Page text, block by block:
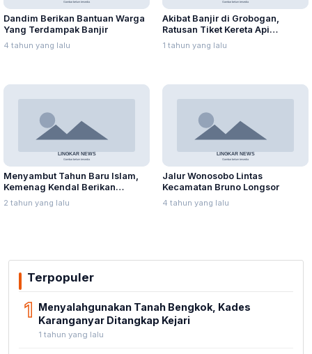
Dandim Berikan Bantuan Warga
Yang Terdampak Banjir
4 tahun yang lalu
Akibat Banjir di Grobogan,
Ratusan Tiket Kereta Api
Dibatalkan Calon Penumpang
1 tahun yang lalu
Menyambut Tahun Baru Islam,
Kemenag Kendal Berikan
Santunan kepada 240 Anak
Yatim Piatu
2 tahun yang lalu
Jalur Wonosobo Lintas
Kecamatan Bruno Longsor
4 tahun yang lalu
Terpopuler
1 Menyalahgunakan Tanah Bengkok, Kades
Karanganyar Ditangkap Kejari
1 tahun yang lalu